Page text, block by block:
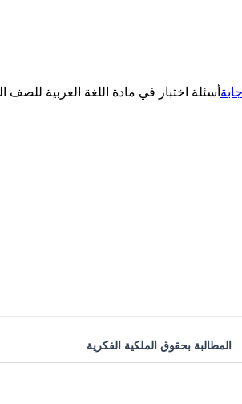
المطالبة بحقوق الملكية الفكرية